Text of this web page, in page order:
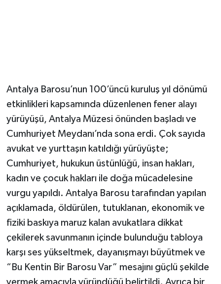
Antalya Barosu’nun 100’üncü kuruluş yıl dönümü
etkinlikleri kapsamında düzenlenen fener alayı
yürüyüşü, Antalya Müzesi önünden başladı ve
Cumhuriyet Meydanı’nda sona erdi. Çok sayıda
avukat ve yurttaşın katıldığı yürüyüşte;
Cumhuriyet, hukukun üstünlüğü, insan hakları,
kadın ve çocuk hakları ile doğa mücadelesine
vurgu yapıldı. Antalya Barosu tarafından yapılan
açıklamada, öldürülen, tutuklanan, ekonomik ve
fiziki baskıya maruz kalan avukatlara dikkat
çekilerek savunmanın içinde bulunduğu tabloya
karşı ses yükseltmek, dayanışmayı büyütmek ve
“Bu Kentin Bir Barosu Var” mesajını güçlü şekilde